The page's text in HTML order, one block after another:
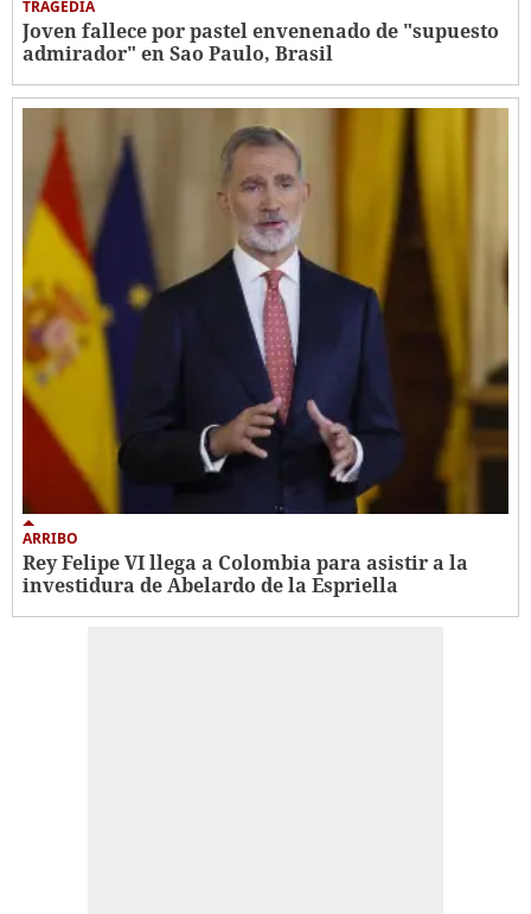
TRAGEDIA
Joven fallece por pastel envenenado de "supuesto
admirador" en Sao Paulo, Brasil
ARRIBO
Rey Felipe VI llega a Colombia para asistir a la
investidura de Abelardo de la Espriella